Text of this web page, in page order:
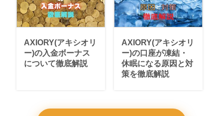
AXIORY(アキシオリ
ー)の入金ボーナス
について徹底解説
AXIORY(アキシオリ
ー)の口座が凍結・
休眠になる原因と対
策を徹底解説